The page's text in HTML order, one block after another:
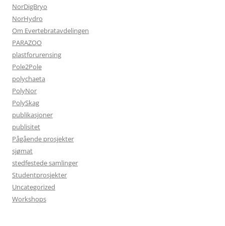
NorDigBryo
NorHydro
Om Evertebratavdelingen
PARAZOO
plastforurensing
Pole2Pole
polychaeta
PolyNor
PolySkag
publikasjoner
publisitet
Pågående prosjekter
sjømat
stedfestede samlinger
Studentprosjekter
Uncategorized
Workshops